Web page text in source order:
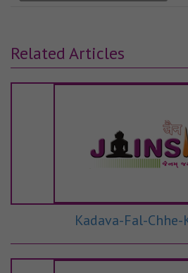
Related Articles
Kadava-Fal-